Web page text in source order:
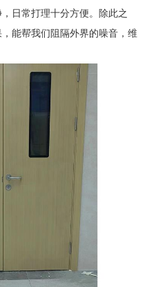
日常打理十分方便。除此之
能帮我们阻隔外界的噪音，维